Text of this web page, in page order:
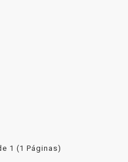
1 (1 Páginas)